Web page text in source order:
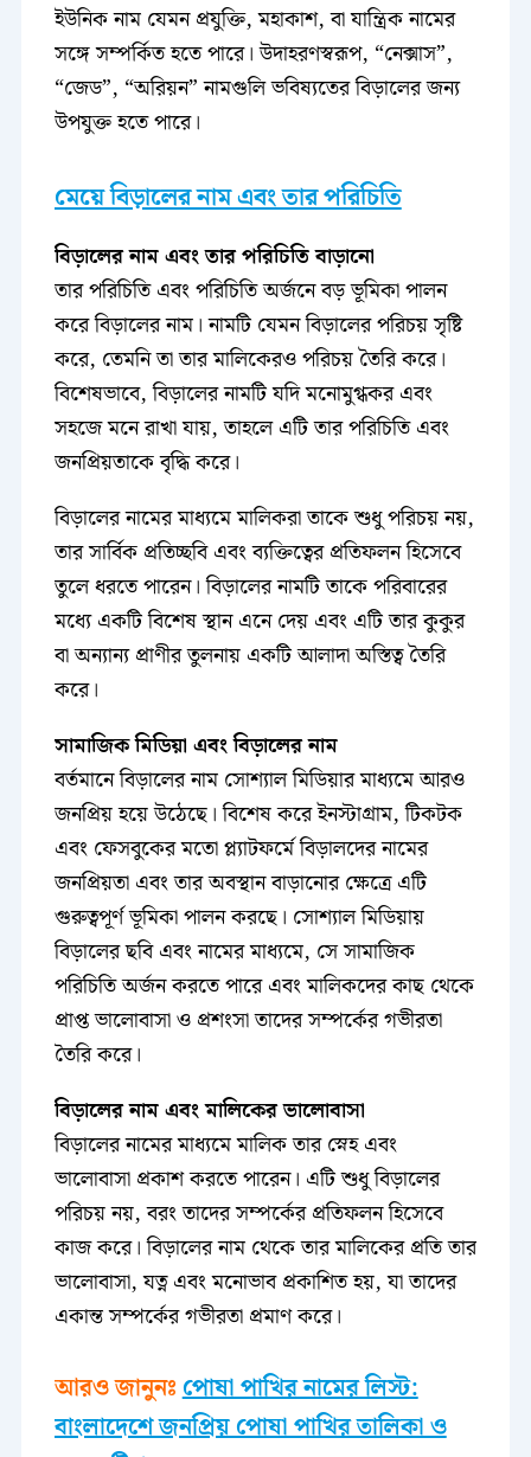
ইউনিক নাম যেমন প্রযুক্তি, মহাকাশ, বা যান্ত্রিক নামের
সঙ্গে সম্পর্কিত হতে পারে। উদাহরণস্বরূপ, “নেক্সাস”,
“জেড”, “অরিয়ন” নামগুলি ভবিষ্যতের বিড়ালের জন্য
উপযুক্ত হতে পারে।
মেয়ে বিড়ালের নাম এবং তার পরিচিতি
বিড়ালের নাম এবং তার পরিচিতি বাড়ানো
তার পরিচিতি এবং পরিচিতি অর্জনে বড় ভূমিকা পালন
করে বিড়ালের নাম। নামটি যেমন বিড়ালের পরিচয় সৃষ্টি
করে, তেমনি তা তার মালিকেরও পরিচয় তৈরি করে।
বিশেষভাবে, বিড়ালের নামটি যদি মনোমুগ্ধকর এবং
সহজে মনে রাখা যায়, তাহলে এটি তার পরিচিতি এবং
জনপ্রিয়তাকে বৃদ্ধি করে।
বিড়ালের নামের মাধ্যমে মালিকরা তাকে শুধু পরিচয় নয়,
তার সার্বিক প্রতিচ্ছবি এবং ব্যক্তিত্বের প্রতিফলন হিসেবে
তুলে ধরতে পারেন। বিড়ালের নামটি তাকে পরিবারের
মধ্যে একটি বিশেষ স্থান এনে দেয় এবং এটি তার কুকুর
বা অন্যান্য প্রাণীর তুলনায় একটি আলাদা অস্তিত্ব তৈরি
করে।
সামাজিক মিডিয়া এবং বিড়ালের নাম
বর্তমানে বিড়ালের নাম সোশ্যাল মিডিয়ার মাধ্যমে আরও
জনপ্রিয় হয়ে উঠেছে। বিশেষ করে ইনস্টাগ্রাম, টিকটক
এবং ফেসবুকের মতো প্ল্যাটফর্মে বিড়ালদের নামের
জনপ্রিয়তা এবং তার অবস্থান বাড়ানোর ক্ষেত্রে এটি
গুরুত্বপূর্ণ ভূমিকা পালন করছে। সোশ্যাল মিডিয়ায়
বিড়ালের ছবি এবং নামের মাধ্যমে, সে সামাজিক
পরিচিতি অর্জন করতে পারে এবং মালিকদের কাছ থেকে
প্রাপ্ত ভালোবাসা ও প্রশংসা তাদের সম্পর্কের গভীরতা
তৈরি করে।
বিড়ালের নাম এবং মালিকের ভালোবাসা
বিড়ালের নামের মাধ্যমে মালিক তার স্নেহ এবং
ভালোবাসা প্রকাশ করতে পারেন। এটি শুধু বিড়ালের
পরিচয় নয়, বরং তাদের সম্পর্কের প্রতিফলন হিসেবে
কাজ করে। বিড়ালের নাম থেকে তার মালিকের প্রতি তার
ভালোবাসা, যত্ন এবং মনোভাব প্রকাশিত হয়, যা তাদের
একান্ত সম্পর্কের গভীরতা প্রমাণ করে।
আরও জানুনঃপোষা পাখির নামের লিস্ট:
বাংলাদেশে জনপ্রিয় পোষা পাখির তালিকা ও